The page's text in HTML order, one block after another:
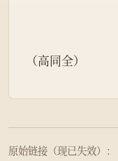
（高同全）
原始链接（现已失效）：